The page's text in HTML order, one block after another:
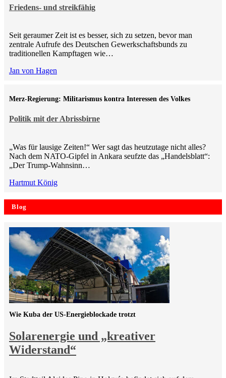
Friedens- und streikfähig
Seit geraumer Zeit ist es besser, sich zu setzen, bevor man
zentrale Aufrufe des Deutschen Gewerkschaftsbunds zu
traditionellen Kampftagen wie…
Jan von Hagen
Politik mit der Abrissbirne
Merz-Regierung: Militarismus kontra Inte­ressen des Volkes
„Was für lausige Zeiten!“ Wer sagt das heutzutage nicht alles?
Nach dem NATO-Gipfel in Ankara seufzte das „Handelsblatt“:
„Der Trump-Wahnsinn…
Hartmut König
Blog
Solarenergie und „kreativer
Widerstand“
Wie Kuba der US-Energieblockade trotzt